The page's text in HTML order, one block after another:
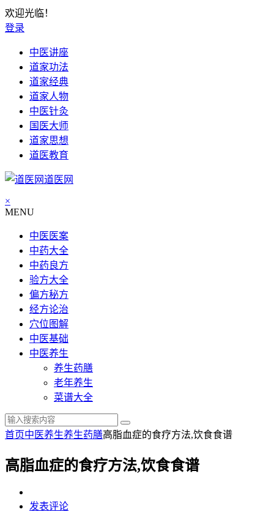
欢迎光临！
登录
中医讲座
道家功法
道家经典
道家人物
中医针灸
国医大师
道家思想
道医教育
道医网
×
MENU
中医医案
中药大全
中药良方
验方大全
偏方秘方
经方论治
穴位图解
中医基础
中医养生
养生药膳
老年养生
菜谱大全
首页中医养生养生药膳高脂血症的食疗方法,饮食食谱
高脂血症的食疗方法,饮食食谱
发表评论